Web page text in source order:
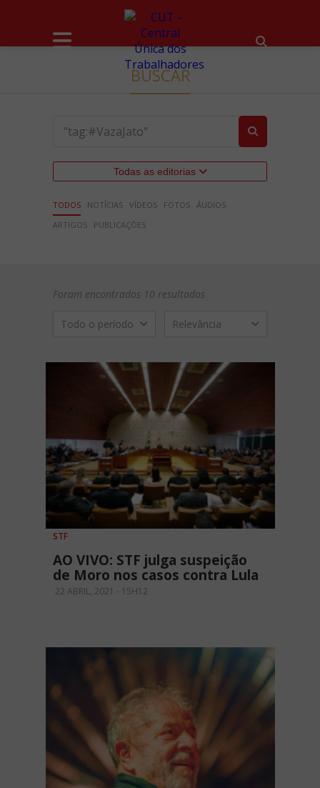
BUSCAR
Todas as editorias
TODOS NOTÍCIAS VÍDEOS FOTOS ÁUDIOS
ARTIGOS
PUBLICAÇÕES
Foram encontrados 10 resultados
Todo o período Relevância
STF
AO VIVO: STF julga suspeição
de Moro nos casos contra Lula
22 ABRIL, 2021 - 15H12